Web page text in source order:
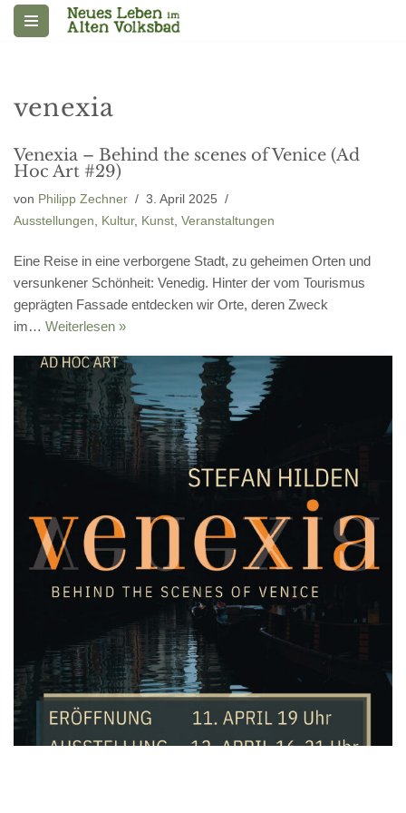
venexia
Venexia – Behind the scenes of Venice (Ad
Hoc Art #29)
von Philipp Zechner
3. April 2025
Ausstellungen, Kultur, Kunst, Veranstaltungen
Eine Reise in eine verborgene Stadt, zu geheimen Orten und
versunkener Schönheit: Venedig. Hinter der vom Tourismus
geprägten Fassade entdecken wir Orte, deren Zweck
im… Weiterlesen »